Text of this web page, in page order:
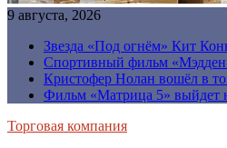
9 августа, 2026
Звезда «Под огнём» Кит
Спортивный фильм
Кристофер Нолан вошёл в
Фильм «Матрица 5» выйдет
Торговая компания